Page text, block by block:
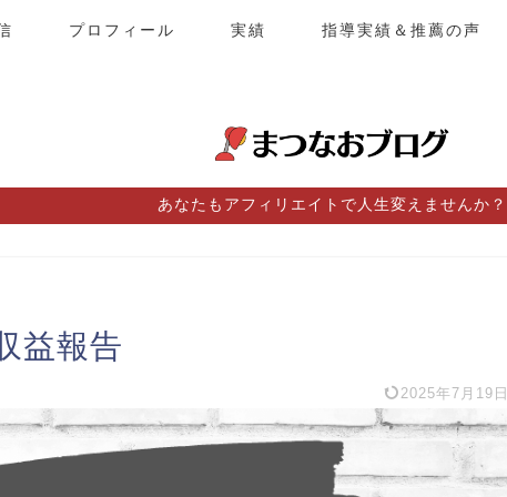
プロフィール 実績 指導実績＆推薦の声
あなたもアフィリエイトで人生変えませんか？
益報告
2025年7月19日